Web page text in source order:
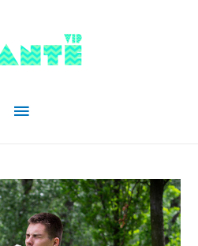
Menu